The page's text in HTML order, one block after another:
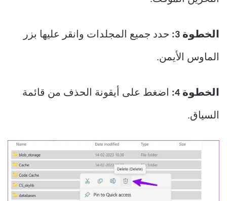
الخطوة 3: حدد جميع المجلدات وانقر عليها بزر
الماوس الأيمن.
الخطوة 4: اضغط على أيقونة الحذف من قائمة
السياق.